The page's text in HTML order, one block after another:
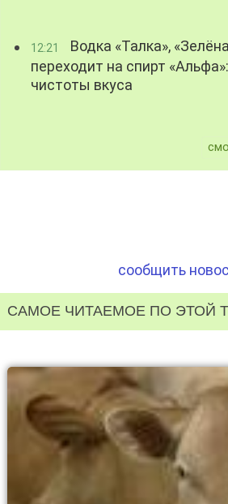
12:21
Водка «Талка»,
переходит на спирт
чистоты вкуса
сообщить
САМОЕ ЧИТАЕМОЕ ПО ЭТОЙ